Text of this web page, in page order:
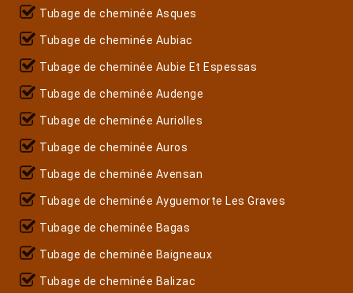
Tubage de cheminée Asques
Tubage de cheminée Aubiac
Tubage de cheminée Aubie Et Espessas
Tubage de cheminée Audenge
Tubage de cheminée Auriolles
Tubage de cheminée Auros
Tubage de cheminée Avensan
Tubage de cheminée Ayguemorte Les Graves
Tubage de cheminée Bagas
Tubage de cheminée Baigneaux
Tubage de cheminée Balizac